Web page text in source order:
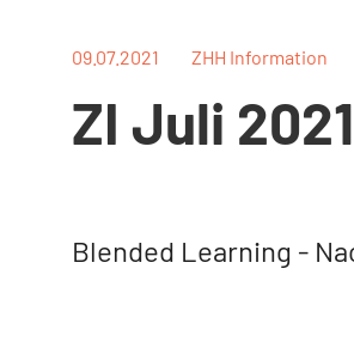
09.07.2021 ZHH Information
ZI Juli 2021
Blended Learning -